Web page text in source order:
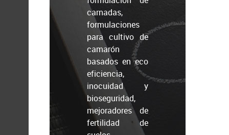
carnadas,
formulaciones
para cultivo de
camarón
basados en eco
eficiencia,
inocuidad y
bioseguridad,
mejoradores de
fertilidad de